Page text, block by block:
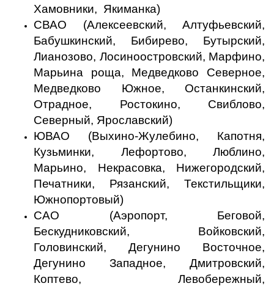
Хамовники, Якиманка)
СВАО (Алексеевский, Алтуфьевский,
Бабушкинский, Бибирево, Бутырский,
Лианозово, Лосиноостровский, Марфино,
Марьина роща, Медведково Северное,
Медведково Южное, Останкинский,
Отрадное, Ростокино, Свиблово,
Северный, Ярославский)
ЮВАО (Выхино-Жулебино, Капотня,
Кузьминки, Лефортово, Люблино,
Марьино, Некрасовка, Нижегородский,
Печатники, Рязанский, Текстильщики,
Южнопортовый)
САО (Аэропорт, Беговой,
Бескудниковский, Войковский,
Головинский, Дегунино Восточное,
Дегунино Западное, Дмитровский,
Коптево, Левобережный,